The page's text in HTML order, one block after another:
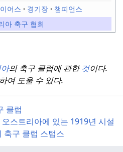
어스 경기장
챔피언스
아 축구 협회
의 축구 클럽에 관한것이다.
여 도울 수 있다.
클럽
오스트리아에 있는 1919년 시설
축구 클럽 스텁스